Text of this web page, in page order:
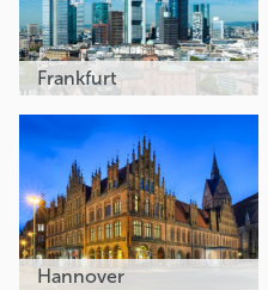
Frankfurt
Hannover